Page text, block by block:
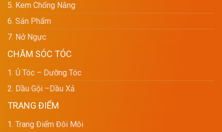
5. Kem Chống Nắng
6. Sản Phẩm
7. Nở Ngực
CHĂM SÓC TÓC
1. Ủ Tóc – Dưỡng Tóc
2. Dầu Gội –dầu Xả
TRANG ĐIỂM
1. Trang Điểm Đôi Môi